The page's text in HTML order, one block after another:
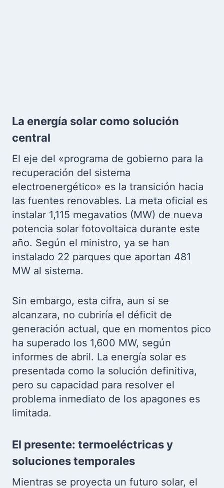
La energía solar como solución
central
El eje del «programa de gobierno para la
recuperación del sistema
electroenergético» es la transición hacia
las fuentes renovables. La meta oficial es
instalar 1,115 megavatios (MW) de nueva
potencia solar fotovoltaica durante este
año. Según el ministro, ya se han
instalado 22 parques que aportan 481
MW al sistema.
Sin embargo, esta cifra, aun si se
alcanzara, no cubriría el déficit de
generación actual, que en momentos pico
ha superado los 1,600 MW, según
informes de abril. La energía solar es
presentada como la solución definitiva,
pero su capacidad para resolver el
problema inmediato de los apagones es
limitada.
El presente: termoeléctricas y
soluciones temporales
Mientras se proyecta un futuro solar, el